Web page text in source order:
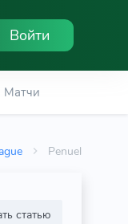
Войти
Матчи
Penuel
статью